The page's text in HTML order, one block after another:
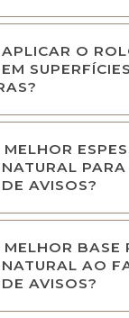
O
PARA
AVISOS?
BASE
AO
AVISOS?